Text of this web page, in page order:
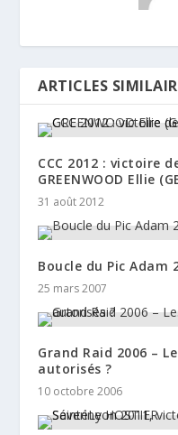
ARTICLES
CCC 2012 : victoire
GREENWOOD Ellie
31 août 2012
Boucle du Pic Adam
25 mars 2007
Grand Raid 2006 –
autorisés ?
10 octobre 2006